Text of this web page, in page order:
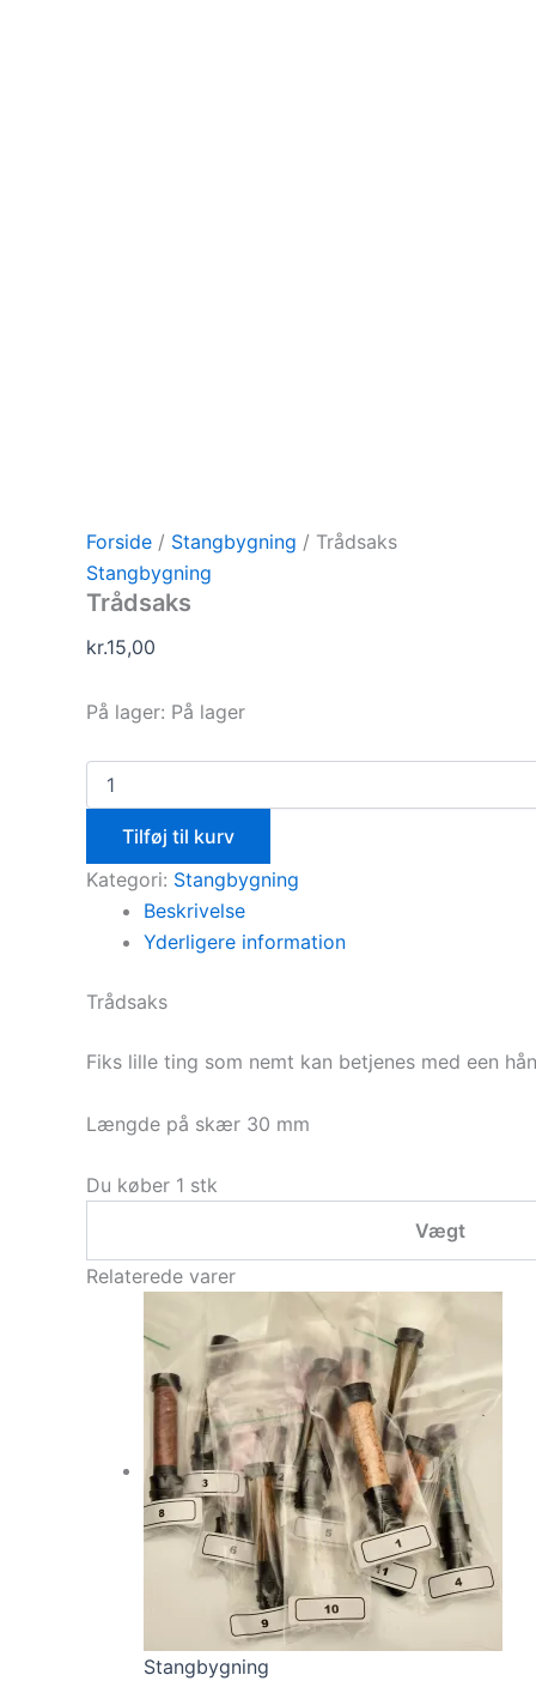
Forside / Stangbygning / Trådsaks
Stangbygning
Trådsaks
kr.15,00
På lager: På lager
Tilføj til kurv
Kategori: Stangbygning
Beskrivelse
Yderligere information
Trådsaks
Fiks lille ting som nemt kan betjenes med een
Længde på skær 30 mm
Du køber 1 stk
Vægt
Relaterede varer
Stangbygning